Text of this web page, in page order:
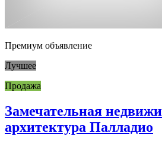
Премиум объявление
Лучшее
Продажа
Замечательная
архитектура Палладио